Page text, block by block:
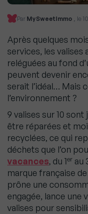
Par MySweetImmo , le
Après quelques
services, les valises
reléguées au fond
peuvent devenir
serait l’idéal… Mais
l’environnement ?
9 valises sur 10
être réparées et
recyclées, ce qui
déchets que l’on
vacances, du 1er au
marque française
prône une
engagée, lance une
valises pour